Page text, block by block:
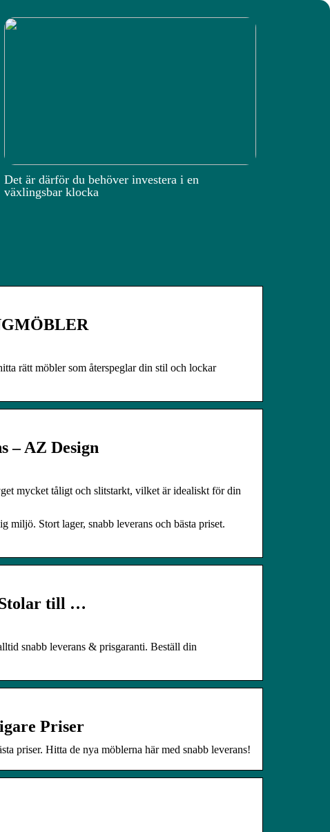
Det är därför du behöver investera i en
växlingsbar klocka
rätt möbler som återspeglar din stil och lockar
– AZ Design
mycket tåligt och slitstarkt, vilket är idealiskt för din
miljö. Stort lager, snabb leverans och bästa priset.
Stolar till …
snabb leverans & prisgaranti. Beställ din
Priser
priser. Hitta de nya möblerna här med snabb leverans!